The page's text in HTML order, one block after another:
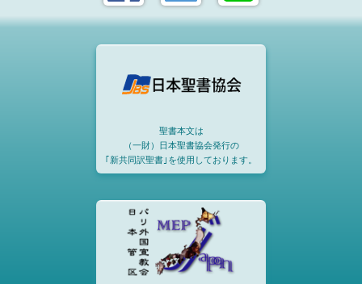
聖書本文は
（一財）日本聖書協会発行の
｢新共同訳聖書｣を使用しております。